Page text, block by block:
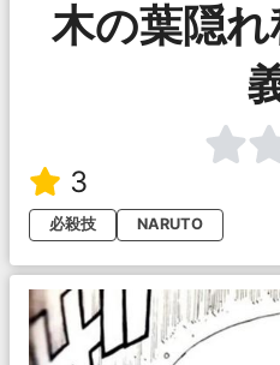
木の葉隠
3
必殺技
NARUTO